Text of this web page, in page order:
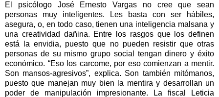
El psicólogo José Ernesto Vargas no cree que sean
personas muy inteligentes. Les basta con ser hábiles,
asegura, o, en todo caso, tienen una inteligencia malsana y
una creatividad dañina. Entre los rasgos que los definen
está la envidia, puesto que no pueden resistir que otras
personas de su mismo grupo social tengan dinero y éxito
económico. “Eso los carcome, por eso comienzan a mentir.
Son mansos-agresivos”, explica. Son también mitómanos,
puesto que manejan muy bien la mentira y desarrollan un
poder de manipulación impresionante. La fiscal Leticia